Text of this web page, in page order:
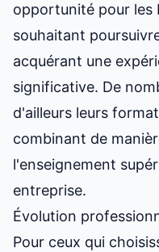
opportunité pour les
souhaitant
acquérant une
significative. De
d'ailleurs leurs
combinant de
l'enseignement
entreprise.
Évolution
Pour ceux qui